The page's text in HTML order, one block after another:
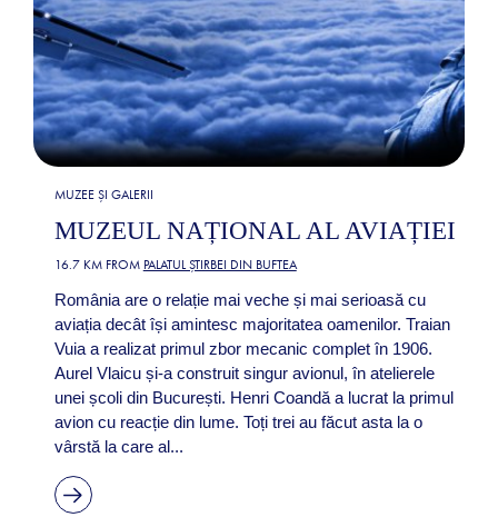
MUZEE ȘI GALERII
MUZEUL NAȚIONAL AL AVIAȚIEI
16.7 KM FROM PALATUL ȘTIRBEI DIN BUFTEA
România are o relație mai veche și mai serioasă cu
aviația decât își amintesc majoritatea oamenilor. Traian
Vuia a realizat primul zbor mecanic complet în 1906.
Aurel Vlaicu și-a construit singur avionul, în atelierele
unei școli din București. Henri Coandă a lucrat la primul
avion cu reacție din lume. Toți trei au făcut asta la o
vârstă la care al...